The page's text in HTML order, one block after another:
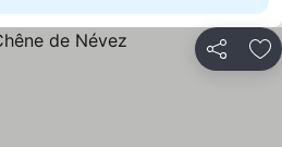
Partilhar